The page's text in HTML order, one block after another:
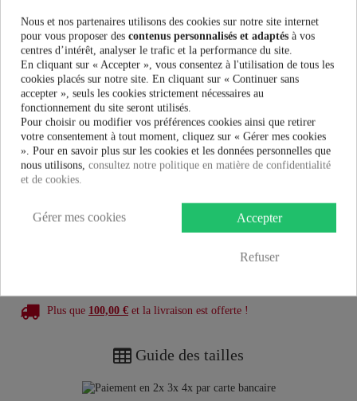
Taille:
Couleur:
2,99 €
AJOUTER AU PANIER
Plus que 100,00 € et la livraison est offerte !
Guide des tailles
Nous et nos partenaires utilisons des cookies sur notre site internet
pour vous proposer des contenus personnalisés et adaptés à vos
centres d’intérêt, analyser le trafic et la performance du site.
En cliquant sur « Accepter », vous consentez à l'utilisation de tous les
cookies placés sur notre site. En cliquant sur « Continuer sans
accepter », seuls les cookies strictement nécessaires au
fonctionnement du site seront utilisés.
Pour choisir ou modifier vos préférences cookies ainsi que retirer
votre consentement à tout moment, cliquez sur « Gérer mes cookies
». Pour en savoir plus sur les cookies et les données personnelles que
nous utilisons, consultez notre politique en matière de confidentialité
et de cookies.
Accepter
Refuser
Gérer mes cookies